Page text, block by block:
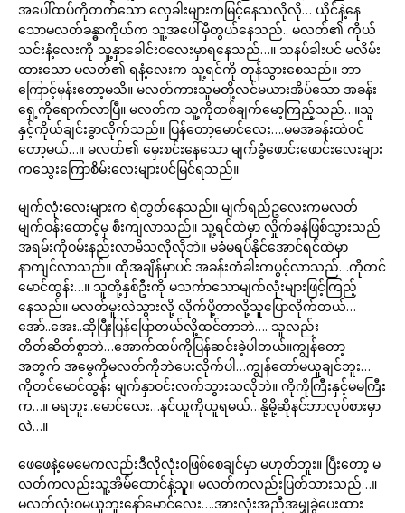
အပေါ်ထပ်ကိုတက်သော လှေခါးများကမြင့်နေသလိုလို… ယိုင်နဲ့နေ
သောမလတ်ခန္ဓာကိုယ်က သူ့အပေါ်မှီတွယ်နေသည်.. မလတ်၏ ကိုယ်
သင်းနံ့လေးကို သူ့နှာခေါင်းဝလေးမှာရနေသည်…။ သနပ်ခါးပင် မလိမ်း
ထားသော မလတ်၏ ရနံ့လေးက သူ့ရင်ကို တုန်သွားစေသည်။ ဘာ
ကြောင့်မှန်းတော့မသိ။ မလတ်ကားသူမတို့လင်မယားအိပ်သော အခန်း
ရှေ့ကိုရောက်လာပြီ။ မလတ်က သူ့ကိုတစ်ချက်မော့ကြည့်သည်…။သူ
နှင့်ကိုယ်ချင်းခွာလိုက်သည်။ ပြန်တော့မောင်လေး….မမအခန်းထဲဝင်
တော့မယ်…။ မလတ်၏ မှေးစင်းနေသော မျက်ခွံဖောင်းဖောင်းလေးများ
ကသွေးကြောစိမ်းလေးများပင်မြင်ရသည်။
မျက်လုံးလေးများက ရဲတွတ်နေသည်။ မျက်ရည်ဥလေးကမလတ်
မျက်ဝန်းထောင့်မှ စီးကျလာသည်။ သူ့ရင်ထဲမှာ လှိုက်ခနဲဖြစ်သွားသည်
အရမ်းကိုဝမ်းနည်းလာမိသလိုလိုဘဲ။ မခံမရပ်နိုင်အောင်ရင်ထဲမှာ
နာကျင်လာသည်။ ထိုအချိန်မှာပင် အခန်းတံခါးကပွင့်လာသည်…ကိုတင်
မောင်ထွန်း…။ သူတို့နှစ်ဦးကို မသင်္ကာသောမျက်လုံးများဖြင့်ကြည့်
နေသည်။ မလတ်မူးလဲသွားလို့ လိုက်ပို့တာလို့သူပြောလိုက်တယ်…
အော်..အေး..ဆိုပြီးပြန်ပြောတယ်လို့ထင်တာဘဲ…. သူလည်း
တိတ်ဆိတ်စွာဘဲ…အောက်ထပ်ကိုပြန်ဆင်းခဲ့ပါတယ်။ကျွန်တော့
အတွက် အမွေကိုမလတ်ကိုဘဲပေးလိုက်ပါ…ကျွန်တော်မယူချင်ဘူး…
ကိုတင်မောင်ထွန်း မျက်နှာဝင်းလက်သွားသလိုဘဲ။ ကိုကိုကြီးနှင့်မမကြီး
က…။ မရဘူး..မောင်လေး…နင်ယူကိုယူရမယ်…နို့မို့ဆိုနင်ဘာလုပ်စားမှာ
လဲ…။
ဖေဖေနဲ့မေမေကလည်းဒီလိုလုံးဝဖြစ်စေချင်မှာ မဟုတ်ဘူး။ ပြီးတော့ မ
လတ်ကလည်းသူ့အိမ်ထောင်နဲ့သူ။ မလတ်ကလည်းပြတ်သားသည်…။
မလတ်လုံးဝမယူဘူးနော်မောင်လေး….အားလုံးအညီအမျှခွဲပေးထား